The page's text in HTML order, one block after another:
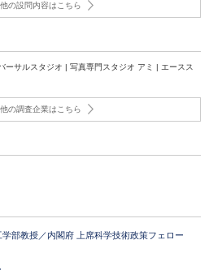
の設問内容はこちら
ーサルスタジオ | 写真専門スタジオ アミ | エースス
の調査企業はこちら
学部教授／内閣府 上席科学技術政策フェロー